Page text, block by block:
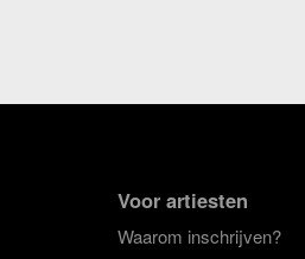
Voor artiesten
Waarom inschrijven?